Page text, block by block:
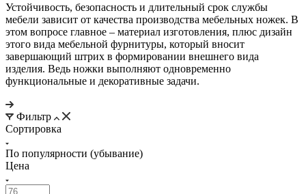
Устойчивость, безопасность и длительный срок службы
мебели зависит от качества производства мебельных ножек. В
этом вопросе главное – материал изготовления, плюс дизайн
этого вида мебельной фурнитуры, который вносит
завершающий штрих в формировании внешнего вида
изделия. Ведь ножки выполняют одновременно
функциональные и декоративные задачи.
Фильтр
Сортировка
По популярности (убывание)
Цена